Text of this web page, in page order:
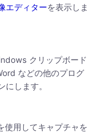
エディターを表示しま
クリップボード
などの他のプログ
にします。
使用してキャプチャを